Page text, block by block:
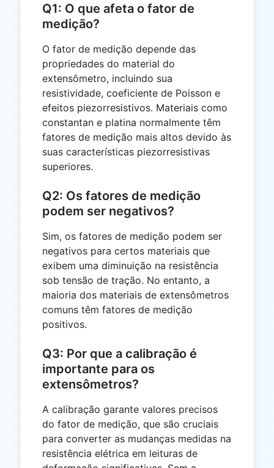
Q1: O que afeta o fator de
medição?
O fator de medição depende das
propriedades do material do
extensômetro, incluindo sua
resistividade, coeficiente de Poisson e
efeitos piezorresistivos. Materiais como
constantan e platina normalmente têm
fatores de medição mais altos devido às
suas características piezorresistivas
superiores.
Q2: Os fatores de medição
podem ser negativos?
Sim, os fatores de medição podem ser
negativos para certos materiais que
exibem uma diminuição na resistência
sob tensão de tração. No entanto, a
maioria dos materiais de extensômetros
comuns têm fatores de medição
positivos.
Q3: Por que a calibração é
importante para os
extensômetros?
A calibração garante valores precisos
do fator de medição, que são cruciais
para converter as mudanças medidas na
resistência elétrica em leituras de